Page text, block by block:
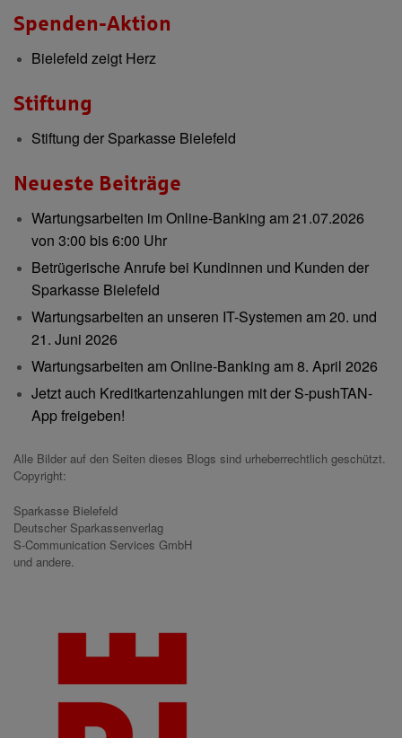
Spenden-Aktion
Bielefeld zeigt Herz
Stiftung
Stiftung der Sparkasse Bielefeld
Neueste Beiträge
Wartungsarbeiten im Online-Banking am 21.07.2026
von 3:00 bis 6:00 Uhr
Betrügerische Anrufe bei Kundinnen und Kunden der
Sparkasse Bielefeld
Wartungsarbeiten an unseren IT-Systemen am 20. und
21. Juni 2026
Wartungsarbeiten am Online-Banking am 8. April 2026
Jetzt auch Kreditkartenzahlungen mit der S-pushTAN-
App freigeben!
Alle Bilder auf den Seiten dieses Blogs sind urheberrechtlich geschützt.
Copyright:
Sparkasse Bielefeld
Deutscher Sparkassenverlag
S-Communication Services GmbH
und andere.